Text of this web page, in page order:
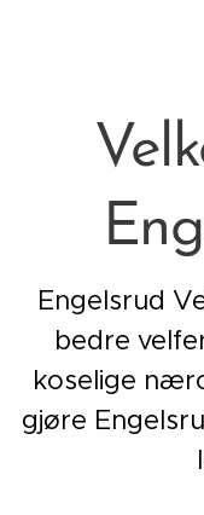
Engelsrud
bedre
koselige
gjøre